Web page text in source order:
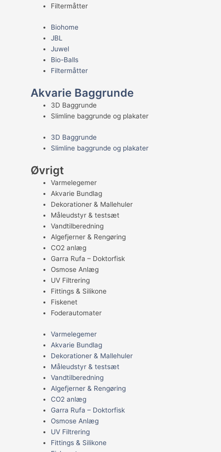
Filtermåtter
Biohome
JBL
Juwel
Bio-Balls
Filtermåtter
Akvarie Baggrunde
3D Baggrunde
Slimline baggrunde og plakater
3D Baggrunde
Slimline baggrunde og plakater
Øvrigt
Varmelegemer
Akvarie Bundlag
Dekorationer & Mallehuler
Måleudstyr & testsæt
Vandtilberedning
Algefjerner & Rengøring
CO2 anlæg
Garra Rufa – Doktorfisk
Osmose Anlæg
UV Filtrering
Fittings & Silikone
Fiskenet
Foderautomater
Varmelegemer
Akvarie Bundlag
Dekorationer & Mallehuler
Måleudstyr & testsæt
Vandtilberedning
Algefjerner & Rengøring
CO2 anlæg
Garra Rufa – Doktorfisk
Osmose Anlæg
UV Filtrering
Fittings & Silikone